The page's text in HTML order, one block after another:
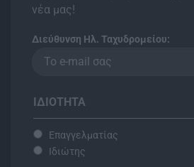
νέα μας!
Διεύθυνση Ηλ. Ταχυδρομείου:
ΙΔΙΌΤΗΤΑ
Επαγγελματίας
Ιδιώτης